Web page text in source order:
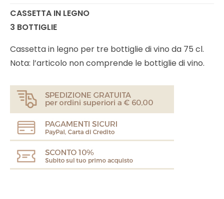
CASSETTA IN LEGNO
3 BOTTIGLIE
Cassetta in legno per tre bottiglie di vino da 75 cl.
Nota: l’articolo non comprende le bottiglie di vino.